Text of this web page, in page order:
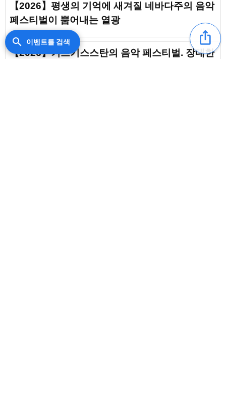
【2026】평생의 기억에 새겨질 네바다주의 음악
페스티벌이 뿜어내는 열광
【2026】키르기스스탄의 음악 페스티벌. 장대한
ios_share
search 이벤트를 검색